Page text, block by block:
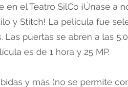
el Teatro SilCo ¡Únase a
y Stitch! La película fue
puertas se abren a las
es de 1 hora y 25 MP.
y más (no se permite